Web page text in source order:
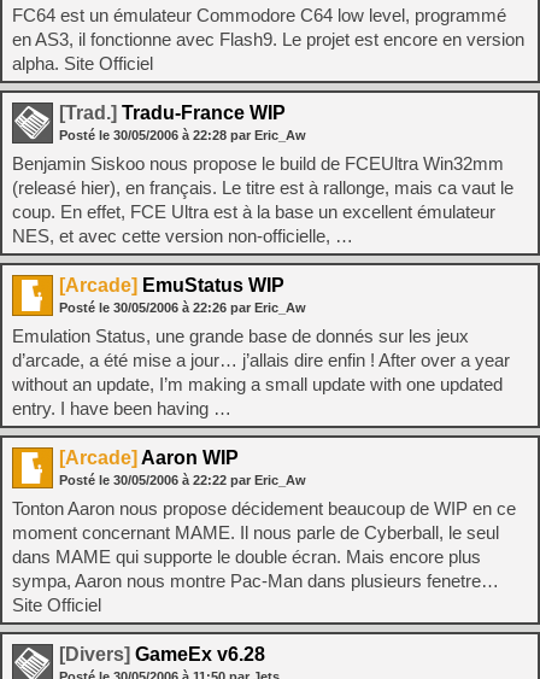
FC64 est un émulateur Commodore C64 low level, programmé
en AS3, il fonctionne avec Flash9. Le projet est encore en version
alpha. Site Officiel
[Trad.] Tradu-France WIP
Posté le 30/05/2006 à 22:28 par Eric_Aw
Benjamin Siskoo nous propose le build de FCEUltra Win32mm
(releasé hier), en français. Le titre est à rallonge, mais ca vaut le
coup. En effet, FCE Ultra est à la base un excellent émulateur
NES, et avec cette version non-officielle, …
[Arcade] EmuStatus WIP
Posté le 30/05/2006 à 22:26 par Eric_Aw
Emulation Status, une grande base de donnés sur les jeux
d’arcade, a été mise a jour… j’allais dire enfin ! After over a year
without an update, I’m making a small update with one updated
entry. I have been having …
[Arcade] Aaron WIP
Posté le 30/05/2006 à 22:22 par Eric_Aw
Tonton Aaron nous propose décidement beaucoup de WIP en ce
moment concernant MAME. Il nous parle de Cyberball, le seul
dans MAME qui supporte le double écran. Mais encore plus
sympa, Aaron nous montre Pac-Man dans plusieurs fenetre…
Site Officiel
[Divers] GameEx v6.28